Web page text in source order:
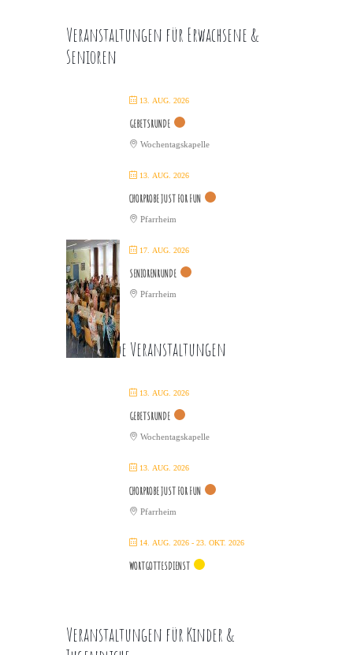
Veranstaltungen für Erwachsene &
Senioren
13. AUG. 2026
GEBETSRUNDE
Wochentagskapelle
13. AUG. 2026
CHORPROBE JUST FOR FUN
Pfarrheim
17. AUG. 2026
SENIORENRUNDE
Pfarrheim
Kommende Veranstaltungen
13. AUG. 2026
GEBETSRUNDE
Wochentagskapelle
13. AUG. 2026
CHORPROBE JUST FOR FUN
Pfarrheim
14. AUG. 2026 - 23. OKT. 2026
WORTGOTTESDIENST
Veranstaltungen für Kinder &